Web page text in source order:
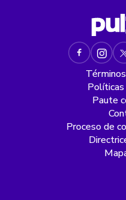
Políticas
Paute
Proceso de